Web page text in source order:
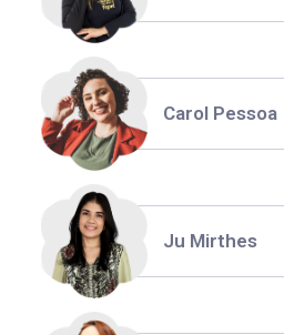
Carol Pessoa
Ju Mirthes